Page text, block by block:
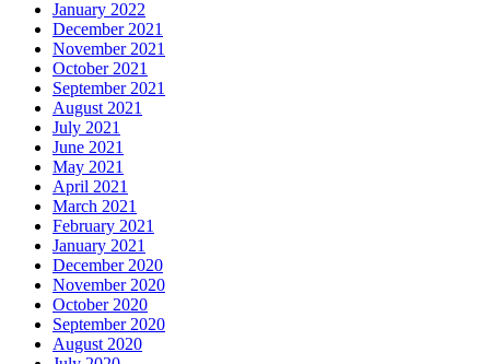
January 2022
December 2021
November 2021
October 2021
September 2021
August 2021
July 2021
June 2021
May 2021
April 2021
March 2021
February 2021
January 2021
December 2020
November 2020
October 2020
September 2020
August 2020